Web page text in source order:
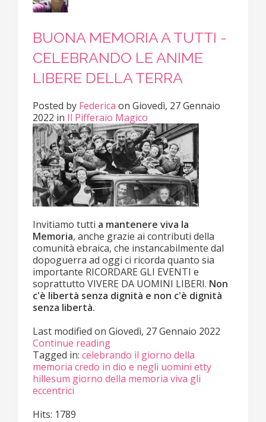
BUONA MEMORIA A TUTTI -
CELEBRANDO LE ANIME
LIBERE DELLA TERRA
Posted by Federica on Giovedì, 27 Gennaio
2022 in Il Pifferaio Magico
Invitiamo tutti a mantenere viva la
Memoria, anche grazie ai contributi della
comunità ebraica, che instancabilmente dal
dopoguerra ad oggi ci ricorda quanto sia
importante RICORDARE GLI EVENTI e
soprattutto VIVERE DA UOMINI LIBERI. Non
c'è libertà senza dignità e non c'è dignità
senza libertà.
Last modified on Giovedì, 27 Gennaio 2022
Continue reading
Tagged in: celebrando il giorno della
memoria credo in dio e negli uomini etty
hillesum giorno della memoria viva gli
eccentrici
Hits: 1789